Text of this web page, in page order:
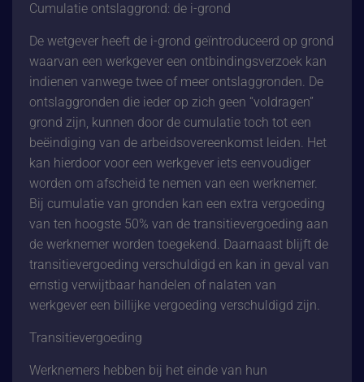
Cumulatie ontslaggrond: de i-grond
De wetgever heeft de i-grond geïntroduceerd op grond
waarvan een werkgever een ontbindingsverzoek kan
indienen vanwege twee of meer ontslaggronden. De
ontslaggronden die ieder op zich geen “voldragen”
grond zijn, kunnen door de cumulatie toch tot een
beëindiging van de arbeidsovereenkomst leiden. Het
kan hierdoor voor een werkgever iets eenvoudiger
worden om afscheid te nemen van een werknemer.
Bij cumulatie van gronden kan een extra vergoeding
van ten hoogste 50% van de transitievergoeding aan
de werknemer worden toegekend. Daarnaast blijft de
transitievergoeding verschuldigd en kan in geval van
ernstig verwijtbaar handelen of nalaten van
werkgever een billijke vergoeding verschuldigd zijn.
Transitievergoeding
Werknemers hebben bij het einde van hun